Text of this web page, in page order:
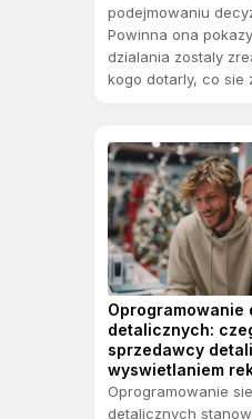
podejmowaniu
Powinna ona
dzialania zostaly
kogo dotarly, co sie
Oprogramowanie
detalicznych:
sprzedawcy
wyswietlaniem
Oprogramowanie
detalicznych